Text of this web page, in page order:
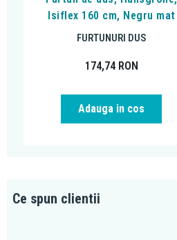
Isiflex 160 cm, Negru mat
FURTUNURI DUS
174,74 RON
Adauga in cos
Ce spun clientii